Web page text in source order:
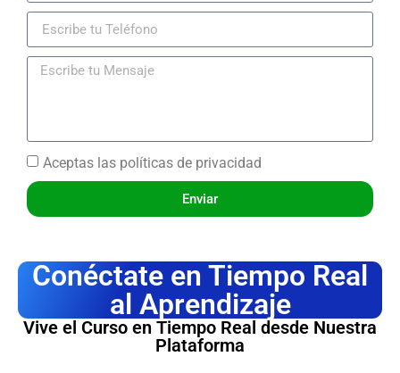
Aceptas las políticas de privacidad
Enviar
Conéctate en Tiempo Real
al Aprendizaje
Vive el Curso en Tiempo Real desde Nuestra
Plataforma